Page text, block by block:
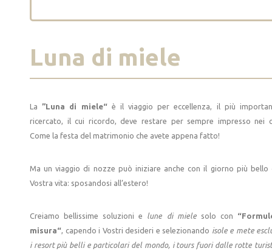
Luna di miele
La”Luna di miele“è il viaggio per eccellenza, il più
ricercato, il cui ricordo, deve restare per sempre impresso nei
Come la festa del matrimonio che avete appena fatto!
Ma un viaggio di nozze può iniziare anche con il giorno più bello
Vostra vita: sposandosi all’estero!
Creiamo bellissime soluzioni e lune di mielesolo con
misura“, capendo i Vostri desideri e selezionando isole e mete
i resort più belli e particolari del mondo, i tours fuori dalle rotte